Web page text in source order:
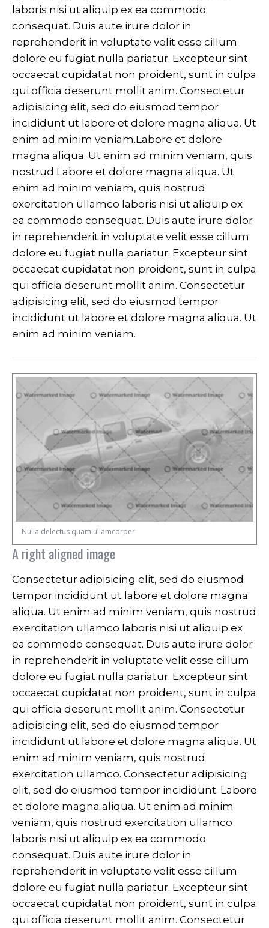
laboris nisi ut aliquip ex ea commodo
consequat. Duis aute irure dolor in
reprehenderit in voluptate velit esse cillum
dolore eu fugiat nulla pariatur. Excepteur sint
occaecat cupidatat non proident, sunt in culpa
qui officia deserunt mollit anim. Consectetur
adipisicing elit, sed do eiusmod tempor
incididunt ut labore et dolore magna aliqua. Ut
enim ad minim veniam.Labore et dolore
magna aliqua. Ut enim ad minim veniam, quis
nostrud Labore et dolore magna aliqua. Ut
enim ad minim veniam, quis nostrud
exercitation ullamco laboris nisi ut aliquip ex
ea commodo consequat. Duis aute irure dolor
in reprehenderit in voluptate velit esse cillum
dolore eu fugiat nulla pariatur. Excepteur sint
occaecat cupidatat non proident, sunt in culpa
qui officia deserunt mollit anim. Consectetur
adipisicing elit, sed do eiusmod tempor
incididunt ut labore et dolore magna aliqua. Ut
enim ad minim veniam.
Nulla delectus quam ullamcorper
A right aligned image
Consectetur adipisicing elit, sed do eiusmod
tempor incididunt ut labore et dolore magna
aliqua. Ut enim ad minim veniam, quis nostrud
exercitation ullamco laboris nisi ut aliquip ex
ea commodo consequat. Duis aute irure dolor
in reprehenderit in voluptate velit esse cillum
dolore eu fugiat nulla pariatur. Excepteur sint
occaecat cupidatat non proident, sunt in culpa
qui officia deserunt mollit anim. Consectetur
adipisicing elit, sed do eiusmod tempor
incididunt ut labore et dolore magna aliqua. Ut
enim ad minim veniam, quis nostrud
exercitation ullamco. Consectetur adipisicing
elit, sed do eiusmod tempor incididunt. Labore
et dolore magna aliqua. Ut enim ad minim
veniam, quis nostrud exercitation ullamco
laboris nisi ut aliquip ex ea commodo
consequat. Duis aute irure dolor in
reprehenderit in voluptate velit esse cillum
dolore eu fugiat nulla pariatur. Excepteur sint
occaecat cupidatat non proident, sunt in culpa
qui officia deserunt mollit anim. Consectetur